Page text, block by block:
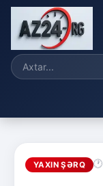
YAXIN ŞƏRQ